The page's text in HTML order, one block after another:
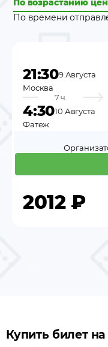
По возрастанию
По времени
21:309 Августа
Москва
7 ч.
4:3010 Августа
Фатеж
2012₽
Купить билет